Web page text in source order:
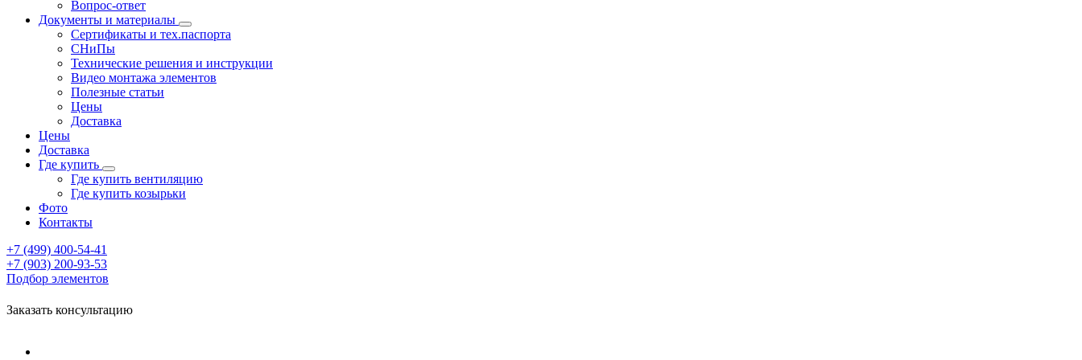
Вопрос-ответ
Документы и материалы
Сертификаты и тех.паспорта
СНиПы
Технические решения и инструкции
Видео монтажа элементов
Полезные статьи
Цены
Доставка
Цены
Доставка
Где купить
Где купить вентиляцию
Где купить козырьки
Фото
Контакты
+7 (499) 400-54-41
+7 (903) 200-93-53
Подбор элементов
Заказать консультацию